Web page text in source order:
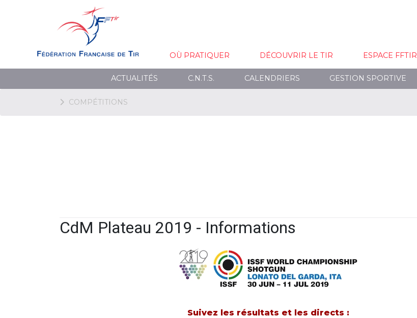
OÙ PRATIQUER DÉCOUVRIR LE TIR ESPACE FFTIR
ACTUALITÉS C.N.T.S. CALENDRIERS GESTION SPORTIVE
COMPÉTITIONS
CdM Plateau 2019 - Informations
Suivez les résultats et les directs :